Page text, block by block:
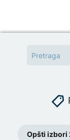
Opšti izbori